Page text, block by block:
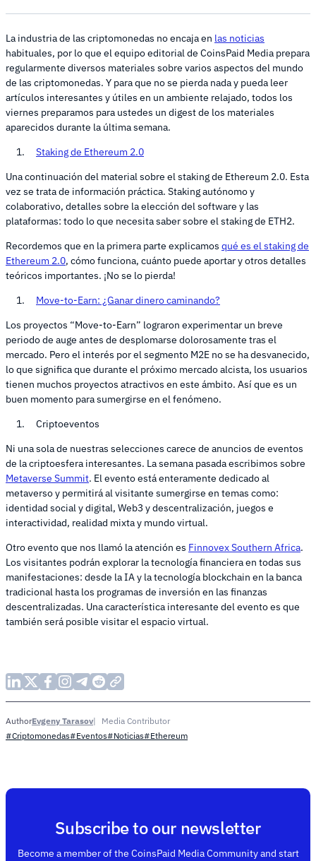
La industria de las criptomonedas no encaja en las noticias
habituales, por lo que el equipo editorial de CoinsPaid Media prepara
regularmente diversos materiales sobre varios aspectos del mundo
de las criptomonedas. Y para que no se pierda nada y pueda leer
artículos interesantes y útiles en un ambiente relajado, todos los
viernes preparamos para ustedes un digest de los materiales
aparecidos durante la última semana.
Staking de Ethereum 2.0
Una continuación del material sobre el staking de Ethereum 2.0. Esta
vez se trata de información práctica. Staking autónomo y
colaborativo, detalles sobre la elección del software y las
plataformas: todo lo que necesita saber sobre el staking de ETH2.
Recordemos que en la primera parte explicamos qué es el staking de
Ethereum 2.0, cómo funciona, cuánto puede aportar y otros detalles
teóricos importantes. ¡No se lo pierda!
Move-to-Earn: ¿Ganar dinero caminando?
Los proyectos “Move-to-Earn” lograron experimentar un breve
periodo de auge antes de desplomarse dolorosamente tras el
mercado. Pero el interés por el segmento M2E no se ha desvanecido,
lo que significa que durante el próximo mercado alcista, los usuarios
tienen muchos proyectos atractivos en este ámbito. Así que es un
buen momento para sumergirse en el fenómeno.
Criptoeventos
Ni una sola de nuestras selecciones carece de anuncios de eventos
de la criptoesfera interesantes. La semana pasada escribimos sobre
Metaverse Summit. El evento está enteramente dedicado al
metaverso y permitirá al visitante sumergirse en temas como:
identidad social y digital, Web3 y descentralización, juegos e
interactividad, realidad mixta y mundo virtual.
Otro evento que nos llamó la atención es Finnovex Southern Africa.
Los visitantes podrán explorar la tecnología financiera en todas sus
manifestaciones: desde la IA y la tecnología blockchain en la banca
tradicional hasta los programas de inversión en las finanzas
descentralizadas. Una característica interesante del evento es que
también será posible visitar el espacio virtual.
AuthorEvgeny Tarasov
Media Contributor
#Criptomonedas#Eventos#Noticias#Ethereum
Subscribe to our newsletter
Become a member of the CoinsPaid Media Community and start